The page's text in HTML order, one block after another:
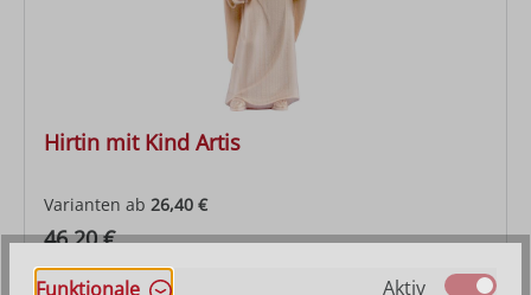
Hirtin mit Kind Artis
Varianten ab 26,40 €
Regulärer Preis:
46,20 €
Funktionale Aktiv